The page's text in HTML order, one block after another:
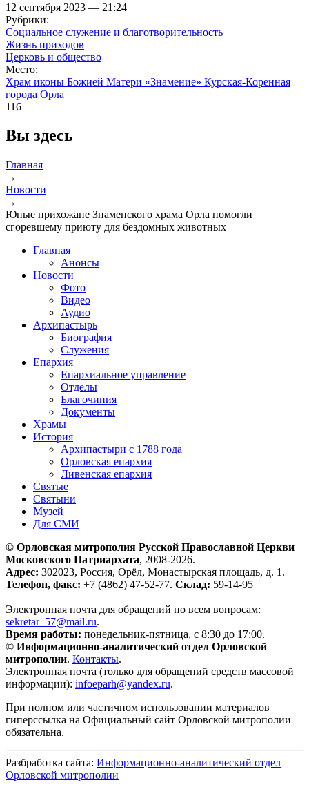
12 сентября 2023 — 21:24
Рубрики:
Социальное служение и благотворительность
Жизнь приходов
Церковь и общество
Место:
Храм иконы Божией Матери «Знамение» Курская-Коренная
города Орла
116
Вы здесь
Главная
→
Новости
→
Юные прихожане Знаменского храма Орла помогли
сгоревшему приюту для бездомных животных
Главная
Анонсы
Новости
Фото
Видео
Аудио
Архипастырь
Биография
Служения
Епархия
Епархиальное управление
Отделы
Благочиния
Документы
Храмы
История
Архипастыри с 1788 года
Орловская епархия
Ливенская епархия
Святые
Святыни
Музей
Для СМИ
© Орловская митрополия Русской Православной Церкви
Московского Патриархата, 2008-2026.
Адрес: 302023, Россия, Орёл, Монастырская площадь, д. 1.
Телефон, факс: +7 (4862) 47-52-77. Склад: 59-14-95
Электронная почта для обращений по всем вопросам:
sekretar_57@mail.ru.
Время работы: понедельник-пятница, с 8:30 до 17:00.
© Информационно-аналитический отдел Орловской
митрополии. Контакты.
Электронная почта (только для обращений средств массовой
информации): infoeparh@yandex.ru.
При полном или частичном использовании материалов
гиперссылка на Официальный сайт Орловской митрополии
обязательна.
Разбработка сайта: Информационно-аналитический отдел
Орловской митрополии